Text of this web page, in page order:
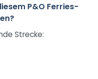
P&O Ferries-
Strecke: